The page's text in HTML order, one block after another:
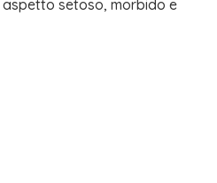
setoso, morbido e